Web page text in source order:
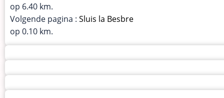
op 6.40 km.
Volgende pagina : Sluis la Besbre
op 0.10 km.